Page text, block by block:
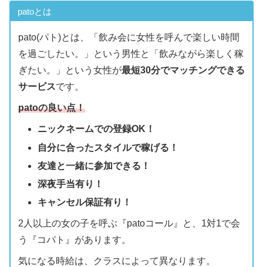
patoとは
pato(パト)とは、「飲み会に女性を呼んで楽しい時間
を過ごしたい。」という男性と「飲みながら楽しく稼
ぎたい。」という女性が最短30分でマッチングできる
サービスです。
patoの良い点！
ニックネームでの登録OK！
自分に合ったスタイルで稼げる！
友達と一緒に参加できる！
深夜手当有り！
キャンセル保証有り ！
2人以上の女の子を呼ぶ『patoコール』と、1対1で会
う『コパト』があります。
気になる時給は、クラスによって異なります。